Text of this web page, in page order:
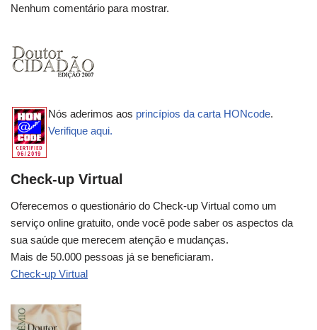
Nenhum comentário para mostrar.
Nós aderimos aos princípios da carta HONcode.
Verifique aqui.
Check-up Virtual
Oferecemos o questionário do Check-up Virtual como um
serviço online gratuito, onde você pode saber os aspectos da
sua saúde que merecem atenção e mudanças.
Mais de 50.000 pessoas já se beneficiaram.
Check-up Virtual